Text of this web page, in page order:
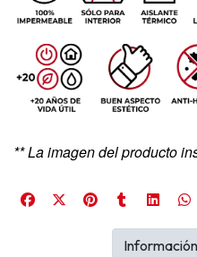
** La imagen del producto